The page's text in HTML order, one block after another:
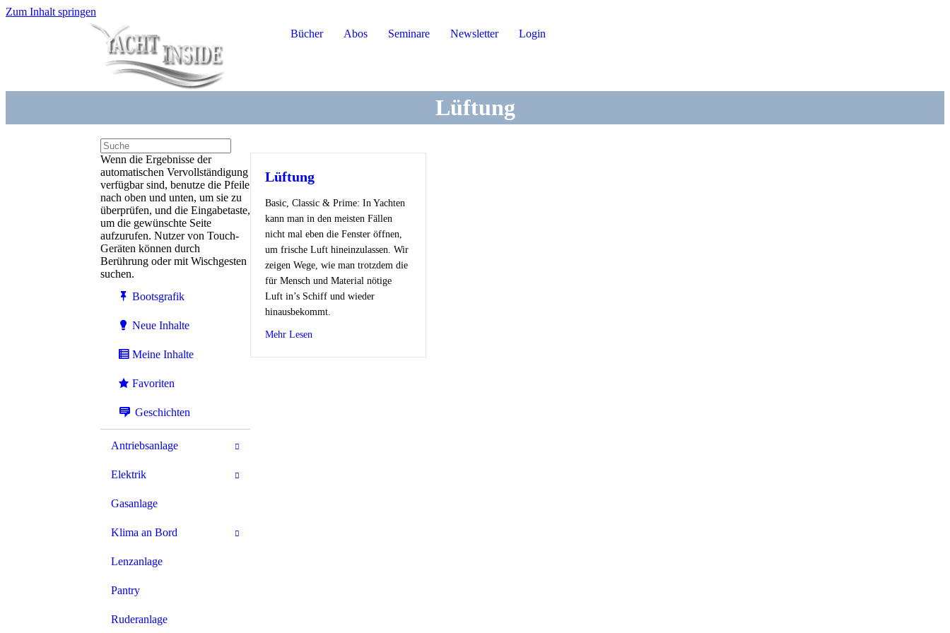
Zum Inhalt springen
Bücher
Abos Seminare Newsletter Login
Lüftung
Wenn die Ergebnisse der
automatischen Vervollständigung
verfügbar sind, benutze die Pfeile
nach oben und unten, um sie zu
überprüfen, und die Eingabetaste,
um die gewünschte Seite
aufzurufen. Nutzer von Touch-
Geräten können durch
Berührung oder mit Wischgesten
suchen.
Bootsgrafik
Neue Inhalte
Meine Inhalte
Favoriten
Geschichten
Antriebsanlage
Elektrik
Gasanlage
Klima an Bord
Lenzanlage
Pantry
Ruderanlage
Lüftung
Basic, Classic & Prime: In Yachten
kann man in den meisten Fällen
nicht mal eben die Fenster öffnen,
um frische Luft hineinzulassen. Wir
zeigen Wege, wie man trotzdem die
für Mensch und Material nötige
Luft in’s Schiff und wieder
hinausbekommt.
Mehr Lesen